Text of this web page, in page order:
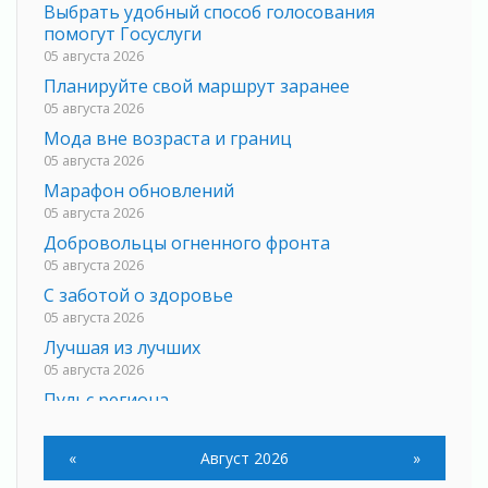
Выбрать удобный способ голосования
помогут Госуслуги
05 августа 2026
Планируйте свой маршрут заранее
05 августа 2026
Мода вне возраста и границ
05 августа 2026
Марафон обновлений
05 августа 2026
Добровольцы огненного фронта
05 августа 2026
С заботой о здоровье
05 августа 2026
Лучшая из лучших
05 августа 2026
Пульс региона
«Результат командный, заслуга каждого
ведомства и муниципалитета»
« Август 2026 »